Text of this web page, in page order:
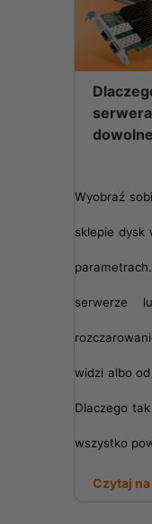
Wyobraź
sklepie dysk
serwerze
widzi albo
Dlaczego
wszystko
Czytaj